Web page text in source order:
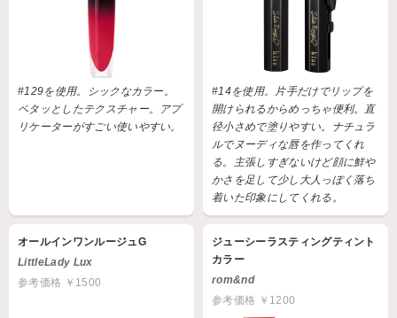
#129を使用。シックなカラー。
ペタッとしたテクスチャー。アプ
リケーターがすごい使いやすい。
#14を使用。片手だけでリップを
開けられるからめっちゃ便利。直
径小さめで塗りやすい。ナチュラ
ルでヌーディな唇を作ってくれ
る。主張しすぎないけど顔に鮮や
かさを足して少し大人っぽく落ち
着いた印象にしてくれる。
オールインワンルージュG
LittleLady Lux
参考価格 ￥1500
ジューシーラスティングティント
カラー
rom&nd
参考価格 ￥1200